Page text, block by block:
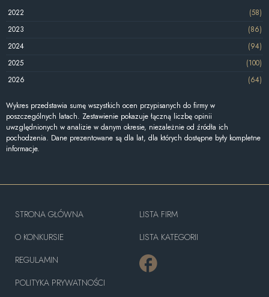
2022
(58)
2023
(86)
2024
(94)
2025
(100)
2026
(64)
Wykres przedstawia sumę wszystkich ocen przypisanych do firmy w
poszczególnych latach. Zestawienie pokazuje łączną liczbę opinii
uwzględnionych w analizie w danym okresie, niezależnie od źródła ich
pochodzenia. Dane prezentowane są dla lat, dla których dostępne były kompletne
informacje.
STRONA GŁÓWNA
O KONKURSIE
REGULAMIN
POLITYKA PRYWATNOŚCI
LISTA FIRM
LISTA KATEGORII